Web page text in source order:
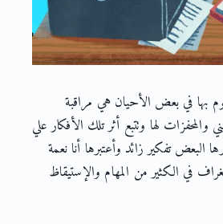
بها في بعض الأحيان هي مراقبة
والمحفزات لها وتتبع أثر تلك الأفكار علي
البعض تفكير زائد وأعتبرها أنا نعمة
في الكثير من المهام والإستيقاظ